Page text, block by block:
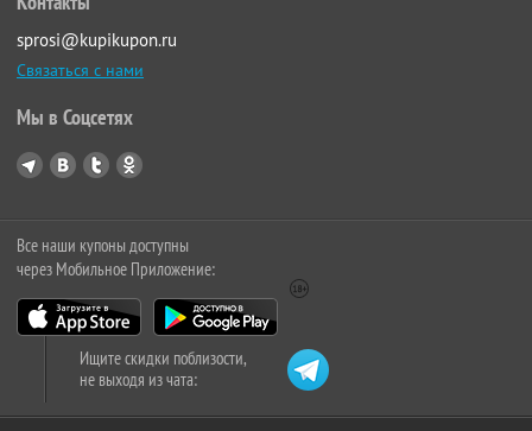
sprosi@kupikupon.ru
Связаться с нами
Мы в Соцсетях
Все наши купоны доступны
через Мобильное Приложение:
Ищите скидки поблизости,
не выходя из чата: